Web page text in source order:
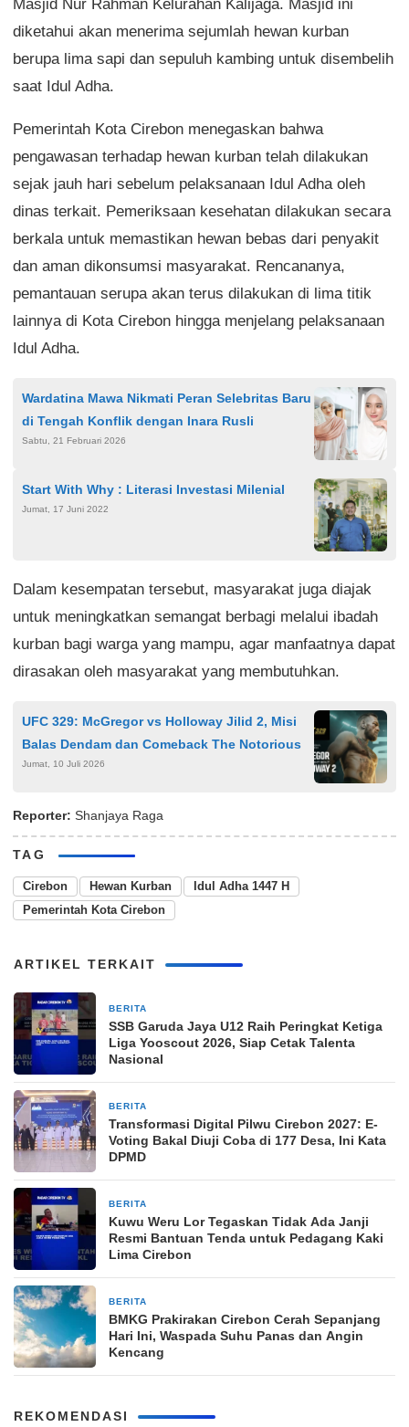
Masjid Nur Rahman Kelurahan Kalijaga. Masjid ini
diketahui akan menerima sejumlah hewan kurban
berupa lima sapi dan sepuluh kambing untuk disembelih
saat Idul Adha.
Pemerintah Kota Cirebon menegaskan bahwa
pengawasan terhadap hewan kurban telah dilakukan
sejak jauh hari sebelum pelaksanaan Idul Adha oleh
dinas terkait. Pemeriksaan kesehatan dilakukan secara
berkala untuk memastikan hewan bebas dari penyakit
dan aman dikonsumsi masyarakat. Rencananya,
pemantauan serupa akan terus dilakukan di lima titik
lainnya di Kota Cirebon hingga menjelang pelaksanaan
Idul Adha.
Wardatina Mawa Nikmati Peran Selebritas Baru
di Tengah Konflik dengan Inara Rusli
Sabtu, 21 Februari 2026
Start With Why : Literasi Investasi Milenial
Jumat, 17 Juni 2022
Dalam kesempatan tersebut, masyarakat juga diajak
untuk meningkatkan semangat berbagi melalui ibadah
kurban bagi warga yang mampu, agar manfaatnya dapat
dirasakan oleh masyarakat yang membutuhkan.
UFC 329: McGregor vs Holloway Jilid 2, Misi
Balas Dendam dan Comeback The Notorious
Jumat, 10 Juli 2026
Reporter: Shanjaya Raga
TAG
Cirebon Hewan Kurban
Idul Adha 1447 H
Pemerintah Kota Cirebon
ARTIKEL TERKAIT
BERITA
SSB Garuda Jaya U12 Raih Peringkat Ketiga
Liga Yooscout 2026, Siap Cetak Talenta
Nasional
BERITA
Transformasi Digital Pilwu Cirebon 2027: E-
Voting Bakal Diuji Coba di 177 Desa, Ini Kata
DPMD
BERITA
Kuwu Weru Lor Tegaskan Tidak Ada Janji
Resmi Bantuan Tenda untuk Pedagang Kaki
Lima Cirebon
BERITA
BMKG Prakirakan Cirebon Cerah Sepanjang
Hari Ini, Waspada Suhu Panas dan Angin
Kencang
REKOMENDASI